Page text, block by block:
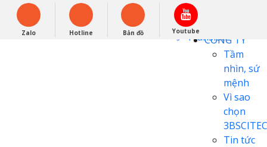
Powered by
Translate
English
0948279988
CÔNG TY
Tầm
nhìn, sứ
mệnh
Vì sao
chọn
Tin tức
Zalo Hotline Bản đồ Youtube